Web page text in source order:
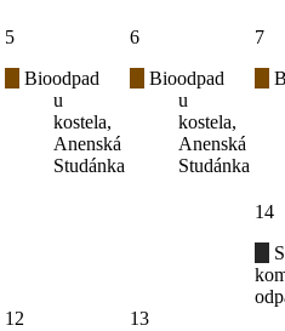
5
Bioodpad
u
kostela,
Anenská
Studánka
6
Bioodpad
u
kostela,
Anenská
Studánka
7
12 13
14